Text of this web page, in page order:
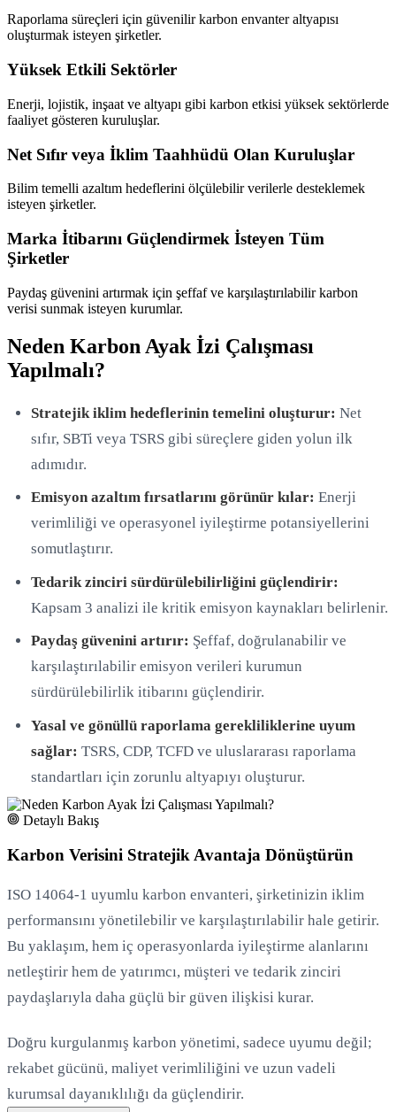
Raporlama süreçleri için güvenilir karbon envanter altyapısı
oluşturmak isteyen şirketler.
Yüksek Etkili Sektörler
Enerji, lojistik, inşaat ve altyapı gibi karbon etkisi yüksek sektörlerde
faaliyet gösteren kuruluşlar.
Net Sıfır veya İklim Taahhüdü Olan Kuruluşlar
Bilim temelli azaltım hedeflerini ölçülebilir verilerle desteklemek
isteyen şirketler.
Marka İtibarını Güçlendirmek İsteyen Tüm
Şirketler
Paydaş güvenini artırmak için şeffaf ve karşılaştırılabilir karbon
verisi sunmak isteyen kurumlar.
Neden Karbon Ayak İzi Çalışması
Yapılmalı?
Stratejik iklim hedeflerinin temelini oluşturur: Net
sıfır, SBTi veya TSRS gibi süreçlere giden yolun ilk
adımıdır.
Emisyon azaltım fırsatlarını görünür kılar: Enerji
verimliliği ve operasyonel iyileştirme potansiyellerini
somutlaştırır.
Tedarik zinciri sürdürülebilirliğini güçlendirir:
Kapsam 3 analizi ile kritik emisyon kaynakları belirlenir.
Paydaş güvenini artırır: Şeffaf, doğrulanabilir ve
karşılaştırılabilir emisyon verileri kurumun
sürdürülebilirlik itibarını güçlendirir.
Yasal ve gönüllü raporlama gerekliliklerine uyum
sağlar: TSRS, CDP, TCFD ve uluslararası raporlama
standartları için zorunlu altyapıyı oluşturur.
Detaylı Bakış
Karbon Verisini Stratejik Avantaja Dönüştürün
ISO 14064-1 uyumlu karbon envanteri, şirketinizin iklim
performansını yönetilebilir ve karşılaştırılabilir hale getirir.
Bu yaklaşım, hem iç operasyonlarda iyileştirme alanlarını
netleştirir hem de yatırımcı, müşteri ve tedarik zinciri
paydaşlarıyla daha güçlü bir güven ilişkisi kurar.
Doğru kurgulanmış karbon yönetimi, sadece uyumu değil;
rekabet gücünü, maliyet verimliliğini ve uzun vadeli
kurumsal dayanıklılığı da güçlendirir.